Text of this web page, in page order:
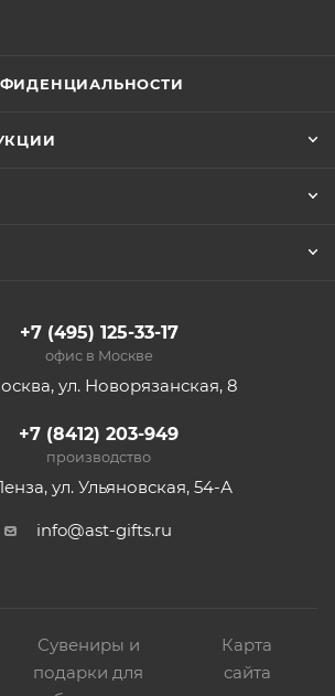
+7 (495) 125-33-17
офис в Москве
ул. Новорязанская, 8
+7 (8412) 203-949
производство
ул. Ульяновская, 54-А
info@ast-gifts.ru
Сувениры и
подарки для
Карта
сайта